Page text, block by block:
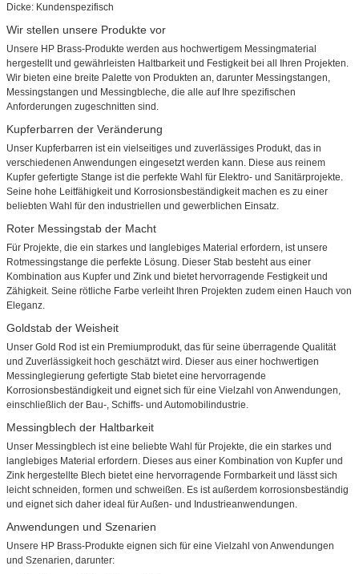
Dicke: Kundenspezifisch
Wir stellen unsere Produkte vor
Unsere HP Brass-Produkte werden aus hochwertigem Messingmaterial
hergestellt und gewährleisten Haltbarkeit und Festigkeit bei all Ihren Projekten.
Wir bieten eine breite Palette von Produkten an, darunter Messingstangen,
Messingstangen und Messingbleche, die alle auf Ihre spezifischen
Anforderungen zugeschnitten sind.
Kupferbarren der Veränderung
Unser Kupferbarren ist ein vielseitiges und zuverlässiges Produkt, das in
verschiedenen Anwendungen eingesetzt werden kann. Diese aus reinem
Kupfer gefertigte Stange ist die perfekte Wahl für Elektro- und Sanitärprojekte.
Seine hohe Leitfähigkeit und Korrosionsbeständigkeit machen es zu einer
beliebten Wahl für den industriellen und gewerblichen Einsatz.
Roter Messingstab der Macht
Für Projekte, die ein starkes und langlebiges Material erfordern, ist unsere
Rotmessingstange die perfekte Lösung. Dieser Stab besteht aus einer
Kombination aus Kupfer und Zink und bietet hervorragende Festigkeit und
Zähigkeit. Seine rötliche Farbe verleiht Ihren Projekten zudem einen Hauch von
Eleganz.
Goldstab der Weisheit
Unser Gold Rod ist ein Premiumprodukt, das für seine überragende Qualität
und Zuverlässigkeit hoch geschätzt wird. Dieser aus einer hochwertigen
Messinglegierung gefertigte Stab bietet eine hervorragende
Korrosionsbeständigkeit und eignet sich für eine Vielzahl von Anwendungen,
einschließlich der Bau-, Schiffs- und Automobilindustrie.
Messingblech der Haltbarkeit
Unser Messingblech ist eine beliebte Wahl für Projekte, die ein starkes und
langlebiges Material erfordern. Dieses aus einer Kombination von Kupfer und
Zink hergestellte Blech bietet eine hervorragende Formbarkeit und lässt sich
leicht schneiden, formen und schweißen. Es ist außerdem korrosionsbeständig
und eignet sich daher ideal für Außen- und Industrieanwendungen.
Anwendungen und Szenarien
Unsere HP Brass-Produkte eignen sich für eine Vielzahl von Anwendungen
und Szenarien, darunter: